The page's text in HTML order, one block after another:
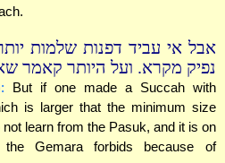
אבל אי עביד דפנות שלמות
נפיק מקרא. ועל היותר קאמר
But if one made a Succah with
is larger that the minimum size
learn from the Pasuk, and it is on
Gemara forbids because of